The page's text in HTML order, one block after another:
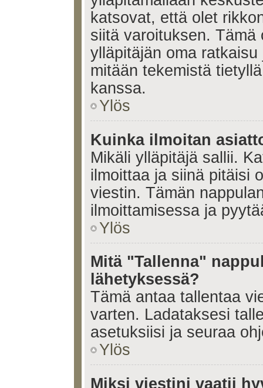
katsovat, että olet
siitä varoituksen.
ylläpitäjän oma
mitään tekemistä
kanssa.
Ylös
Kuinka ilmoitan
Mikäli ylläpitäjä sallii.
ilmoittaa ja siinä pitäisi
viestin. Tämän
ilmoittamisessa ja
Ylös
Mitä "Tallenna"
lähetyksessä?
Tämä antaa tallentaa
varten. Ladataksesi
asetuksiisi ja seuraa
Ylös
Miksi viestini vaatii